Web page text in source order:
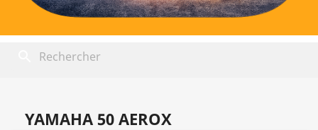
YAMAHA 50 AEROX